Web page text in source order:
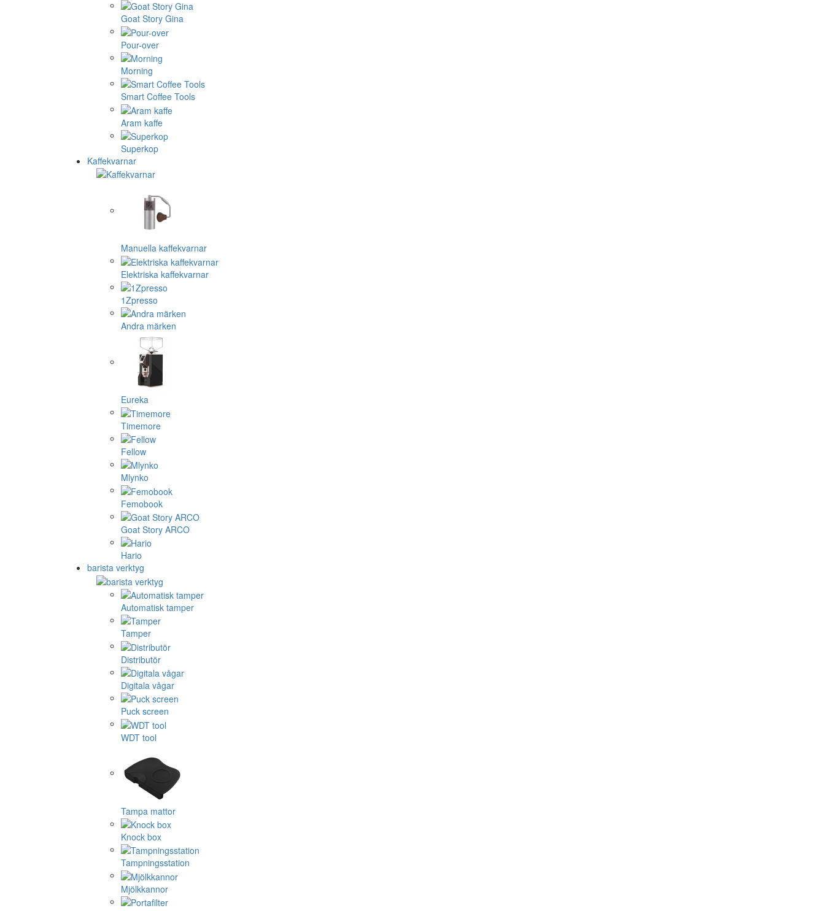
Goat Story Gina
Pour-over
Morning
Smart Coffee Tools
Aram kaffe
Superkop
Kaffekvarnar
Manuella kaffekvarnar
Elektriska kaffekvarnar
1Zpresso
Andra märken
Eureka
Timemore
Fellow
Mlynko
Femobook
Goat Story ARCO
Hario
barista verktyg
Automatisk tamper
Tamper
Distributör
Digitala vågar
Puck screen
WDT tool
Tampa mattor
Knock box
Tampningsstation
Mjölkkannor